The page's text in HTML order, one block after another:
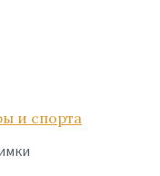
и спорта